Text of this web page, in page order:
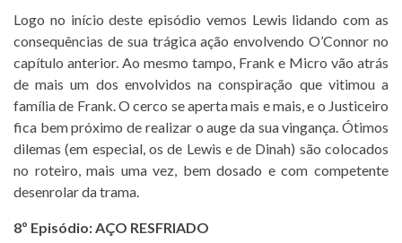
Logo no início deste episódio vemos Lewis lidando com as
consequências de sua trágica ação envolvendo O’Connor no
capítulo anterior. Ao mesmo tampo, Frank e Micro vão atrás
de mais um dos envolvidos na conspiração que vitimou a
família de Frank. O cerco se aperta mais e mais, e o Justiceiro
fica bem próximo de realizar o auge da sua vingança. Ótimos
dilemas (em especial, os de Lewis e de Dinah) são colocados
no roteiro, mais uma vez, bem dosado e com competente
desenrolar da trama.
8º Episódio: AÇO RESFRIADO